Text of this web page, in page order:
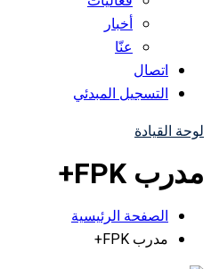
أخبار
عنّا
اتصال
التسجيل المبدئي
لوحة القيادة
مدرب FPK+
الصفحة الرئيسية
مدرب FPK+